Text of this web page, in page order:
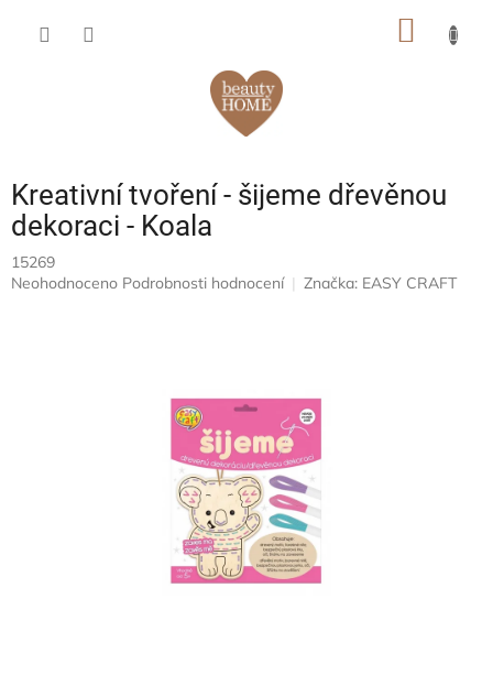
Kreativní tvoření - šijeme dřevěnou
dekoraci - Koala
15269
Průměrné
Neohodnoceno Podrobnosti hodnocení Značka: EASY CRAFT